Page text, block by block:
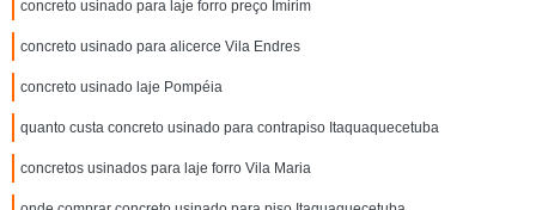
concreto usinado para laje forro preço Imirim
concreto usinado para alicerce Vila Endres
concreto usinado laje Pompéia
quanto custa concreto usinado para contrapiso Itaquaquecetuba
concretos usinados para laje forro Vila Maria